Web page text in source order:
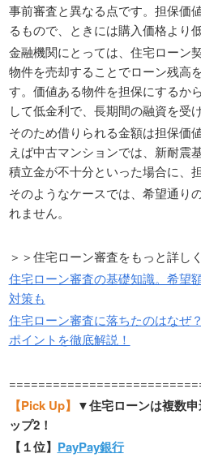
事前審査と異なる点です。担保価
るもので、ときには購入価格より
金融機関にとっては、住宅ローン
物件を売却することでローン残高
す。価値ある物件を担保にするか
して低金利で、長期間の融資を受
そのため借りられる金額は担保価
えば中古マンションでは、新耐震
積立金が不十分といった場合に、
そのようなケースでは、希望通り
れません。
＞＞住宅ローン審査をもっと詳しく
住宅ローン審査の基礎知識。希望
対策も
住宅ローン審査に落ちたのはなぜ
ポイントを徹底解説！
【Pick Up】 ▼住宅ローンは複数
ップ2！
【１位】 PayPay銀行